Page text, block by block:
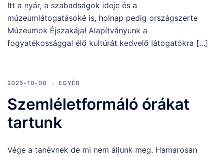
Itt a nyár, a szabadságok ideje és a
múzeumlátogatásoké is, holnap pedig országszerte
Múzeumok Éjszakája! Alapítványunk a
fogyatékossággal élő kultúrát kedvelő látogatókra […]
2025-10-08 EGYÉB
Szemléletformáló órákat
tartunk
Vége a tanévnek de mi nem állunk meg. Hamarosan